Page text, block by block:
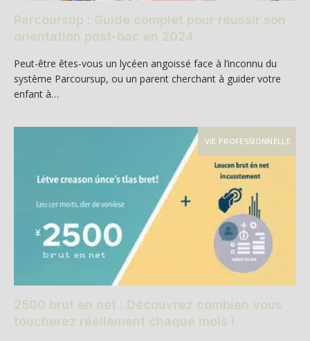
Parcoursup : Guide complet pour réussir son
orientation post-bac en 2024
Peut-être êtes-vous un lycéen angoissé face à l’inconnu du
système Parcoursup, ou un parent cherchant à guider votre
enfant à…
VIE PROFESSIONNELLE
2500 brut en net : Découvrez combien vous
toucherez réellement chaque mois !